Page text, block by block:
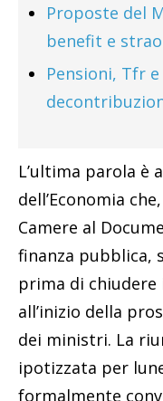
Proposte del
benefit e
Pensioni, Tfr
L’ultima parola è
dell’Economia
Camere al
finanza pubblica,
prima di
all’inizio della
dei ministri. La
ipotizzata per
formalmente